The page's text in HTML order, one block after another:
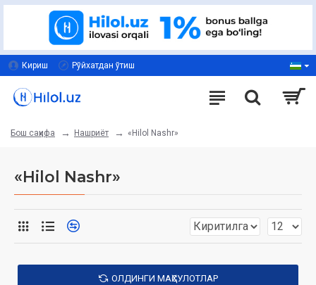
Кириш Рўйхатдан ўтиш
Бош саҳифа Нашриёт «Hilol Nashr»
«Hilol Nashr»
ОЛДИНГИ МАҲСУЛОТЛАР